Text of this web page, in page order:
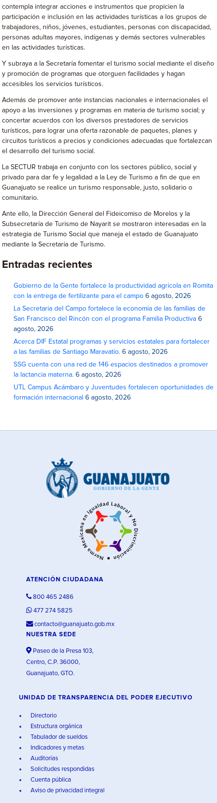
contempla integrar acciones e instrumentos que propicien la
participación e inclusión en las actividades turísticas a los grupos de
trabajadores, niños, jóvenes, estudiantes, personas con discapacidad,
personas adultas mayores, indígenas y demás sectores vulnerables
en las actividades turísticas.
Y subraya a la Secretaría fomentar el turismo social mediante el diseño
y promoción de programas que otorguen facilidades y hagan
accesibles los servicios turísticos.
Además de promover ante instancias nacionales e internacionales el
apoyo a las inversiones y programas en materia de turismo social; y
concertar acuerdos con los diversos prestadores de servicios
turísticos, para lograr una oferta razonable de paquetes, planes y
circuitos turísticos a precios y condiciones adecuadas que fortalezcan
el desarrollo del turismo social.
La SECTUR trabaja en conjunto con los sectores público, social y
privado para dar fe y legalidad a la Ley de Turismo a fin de que en
Guanajuato se realice un turismo responsable, justo, solidario o
comunitario.
Ante ello, la Dirección General del Fideicomiso de Morelos y la
Subsecretaría de Turismo de Nayarit se mostraron interesadas en la
estrategia de Turismo Social que maneja el estado de Guanajuato
mediante la Secretaría de Turismo.
Entradas recientes
Gobierno de la Gente fortalece la productividad agrícola en Romita
con la entrega de fertilizante para el campo 6 agosto, 2026
La Secretaria del Campo fortalece la economía de las familias de
San Francisco del Rincón con el programa Familia Productiva 6
agosto, 2026
Acerca DIF Estatal programas y servicios estatales para fortalecer
a las familias de Santiago Maravatío. 6 agosto, 2026
SSG cuenta con una red de 146 espacios destinados a promover
la lactancia materna. 6 agosto, 2026
UTL Campus Acámbaro y Juventudes fortalecen oportunidades de
formación internacional 6 agosto, 2026
ATENCIÓN CIUDADANA
800 465 2486
477 274 5825
contacto@guanajuato.gob.mx
NUESTRA SEDE
Paseo de la Presa 103,
Centro, C.P. 36000,
Guanajuato, GTO.
UNIDAD DE TRANSPARENCIA DEL PODER EJECUTIVO
Directorio
Estructura orgánica
Tabulador de sueldos
Indicadores y metas
Auditorías
Solicitudes respondidas
Cuenta pública
Aviso de privacidad integral